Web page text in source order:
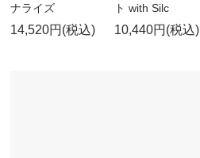
ナライズ
14,520円(税込)
ト with Silc
10,440円(税込)